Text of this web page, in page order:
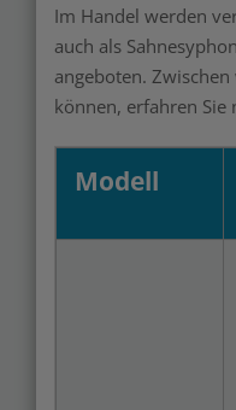
Im Handel werden
auch als
angeboten.
können, erfahren Sie
Modell